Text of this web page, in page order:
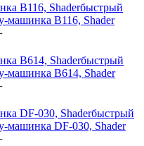
быстрый
машинка B116, Shader
быстрый
машинка B614, Shader
быстрый
машинка DF-030, Shader